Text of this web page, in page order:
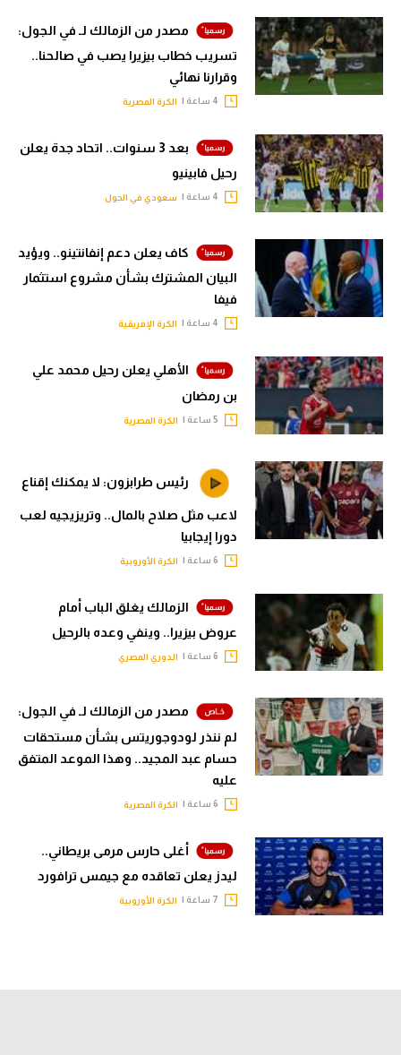
مصدر من الزمالك لـ في الجول:
تسريب خطاب بيزيرا يصب في صالحنا..
وقرارنا نهائي
الكرة المصرية
بعد 3 سنوات.. اتحاد جدة يعلن
رحيل فابينيو
سعودي في الجول
كاف يعلن دعم إنفانتينو.. ويؤيد
البيان المشترك بشأن مشروع استثمار
فيفا
الكرة الإفريقية
الأهلي يعلن رحيل محمد علي
بن رمضان
الكرة المصرية
رئيس طرابزون: لا يمكنك إقناع
لاعب مثل صلاح بالمال.. وتريزيجيه لعب
دورا إيجابيا
الكرة الأوروبية
الزمالك يغلق الباب أمام
عروض بيزيرا.. وينفي وعده بالرحيل
الدوري المصري
مصدر من الزمالك لـ في الجول:
لم ننذر لودوجوريتس بشأن مستحقات
حسام عبد المجيد.. وهذا الموعد المتفق
عليه
الكرة المصرية
أغلى حارس مرمى بريطاني..
ليدز يعلن تعاقده مع جيمس ترافورد
الكرة الأوروبية